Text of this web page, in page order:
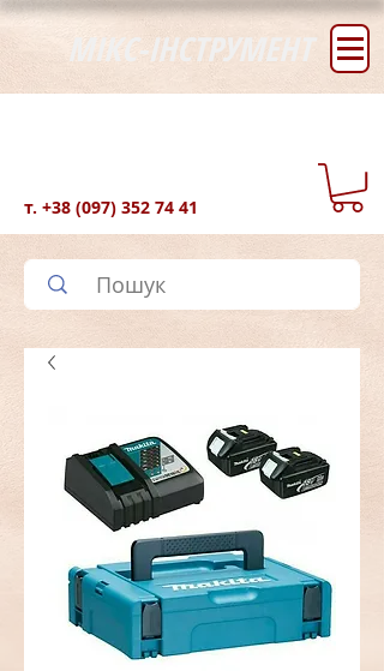
МІКС-ІНСТРУМЕНТ
т. +38 (097) 352 74 41